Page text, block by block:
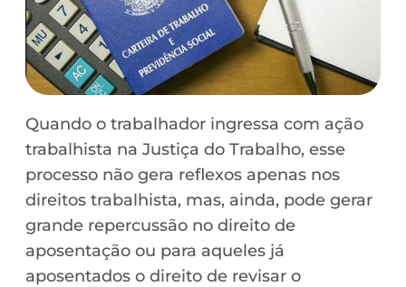
Quando o trabalhador ingressa com ação
trabalhista na Justiça do Trabalho, esse
processo não gera reflexos apenas nos
direitos trabalhista, mas, ainda, pode gerar
grande repercussão no direito de
aposentação ou para aqueles já
aposentados o direito de revisar o